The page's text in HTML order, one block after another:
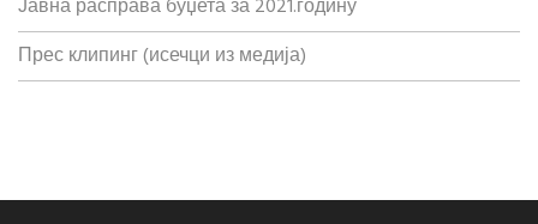
Јавна расправа буџета за 2021.годину
Прес клипинг (исечци из медија)